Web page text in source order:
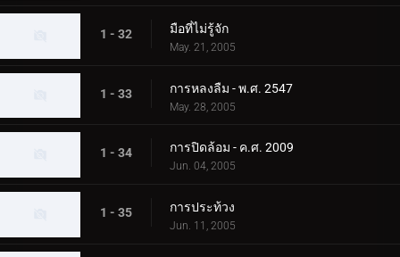
1 - 32 มือที่ไม่รู้จัก
May. 21, 2005
1 - 33 การหลงลืม - พ.ศ. 2547
May. 28, 2005
1 - 34 การปิดล้อม - ค.ศ. 2009
Jun. 04, 2005
1 - 35 การประท้วง
Jun. 11, 2005